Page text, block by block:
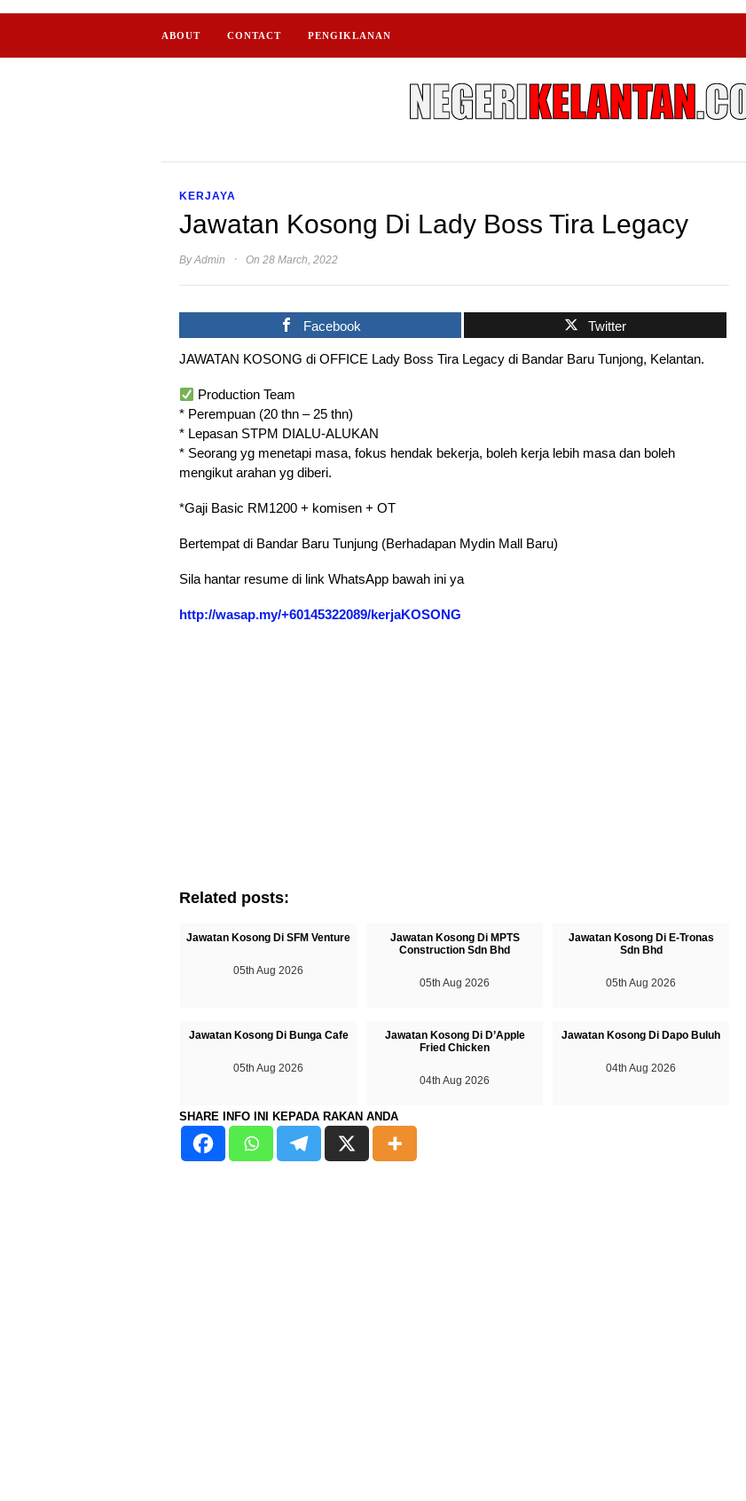
ABOUT CONTACT PENGIKLANAN
KERJAYA
Jawatan Kosong Di Lady Boss Tira Legacy
ByAdmin · On 28 March, 2022
Facebook Twitter
JAWATAN KOSONG di OFFICE Lady Boss Tira Legacy di Bandar Baru Tunjong, Kelantan.
Production Team
* Perempuan (20 thn – 25 thn)
* Lepasan STPM DIALU-ALUKAN
* Seorang yg menetapi masa, fokus hendak bekerja, boleh kerja lebih masa dan boleh
mengikut arahan yg diberi.
*Gaji Basic RM1200 + komisen + OT
Bertempat di Bandar Baru Tunjung (Berhadapan Mydin Mall Baru)
Sila hantar resume di link WhatsApp bawah ini ya
http://wasap.my/+60145322089/kerjaKOSONG
Related posts:
Jawatan Kosong Di SFM Venture
05th Aug 2026
Jawatan Kosong Di MPTS
Construction Sdn Bhd
05th Aug 2026
Jawatan Kosong Di E-Tronas
Sdn Bhd
05th Aug 2026
Jawatan Kosong Di Bunga Cafe
05th Aug 2026
Jawatan Kosong Di D’Apple
Fried Chicken
04th Aug 2026
Jawatan Kosong Di Dapo Buluh
04th Aug 2026
SHARE INFO INI KEPADA RAKAN ANDA